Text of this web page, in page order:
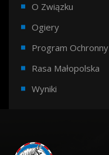
O Związku
Ogiery
Program Ochronny
Rasa Małopolska
Wyniki